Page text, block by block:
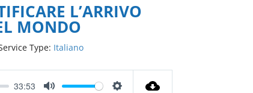
L’ARRIVO
MONDO
Type: Italiano
33:53